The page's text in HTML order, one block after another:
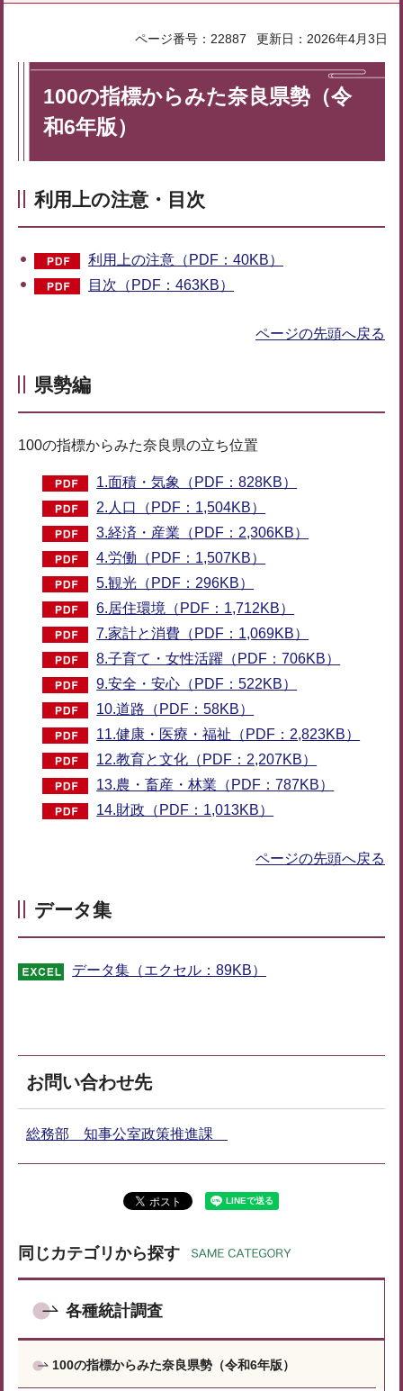
ページ番号：22887 更新日：2026年4月3日
100の指標からみた奈良県勢（令
和6年版）
利用上の注意・目次
利用上の注意（PDF：40KB）
目次（PDF：463KB）
ページの先頭へ戻る
県勢編
100の指標からみた奈良県の立ち位置
1.面積・気象（PDF：828KB）
2.人口（PDF：1,504KB）
3.経済・産業（PDF：2,306KB）
4.労働（PDF：1,507KB）
5.観光（PDF：296KB）
6.居住環境（PDF：1,712KB）
7.家計と消費（PDF：1,069KB）
8.子育て・女性活躍（PDF：706KB）
9.安全・安心（PDF：522KB）
10.道路（PDF：58KB）
11.健康・医療・福祉（PDF：2,823KB）
12.教育と文化（PDF：2,207KB）
13.農・畜産・林業（PDF：787KB）
14.財政（PDF：1,013KB）
ページの先頭へ戻る
データ集
データ集（エクセル：89KB）
お問い合わせ先
総務部 知事公室政策推進課
同じカテゴリから探す
各種統計調査
100の指標からみた奈良県勢（令和6年版）